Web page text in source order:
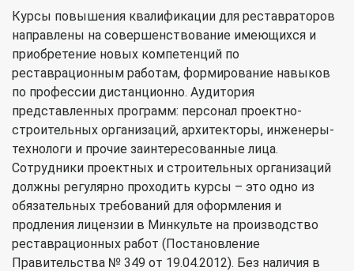
Курсы повышения квалификации для реставраторов
направлены на совершенствование имеющихся и
приобретение новых компетенций по
реставрационным работам, формирование навыков
по профессии дистанционно. Аудитория
представленных программ: персонал проектно-
строительных организаций, архитекторы, инженеры-
технологи и прочие заинтересованные лица.
Сотрудники проектных и строительных организаций
должны регулярно проходить курсы – это одно из
обязательных требований для оформления и
продления лицензии в Минкульте на производство
реставрационных работ (Постановление
Правительства № 349 от 19.04.2012). Без наличия в